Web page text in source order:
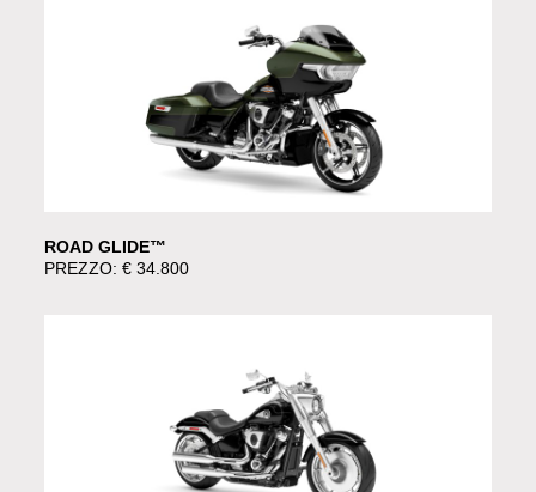
ROAD GLIDE™
PREZZO: € 34.800